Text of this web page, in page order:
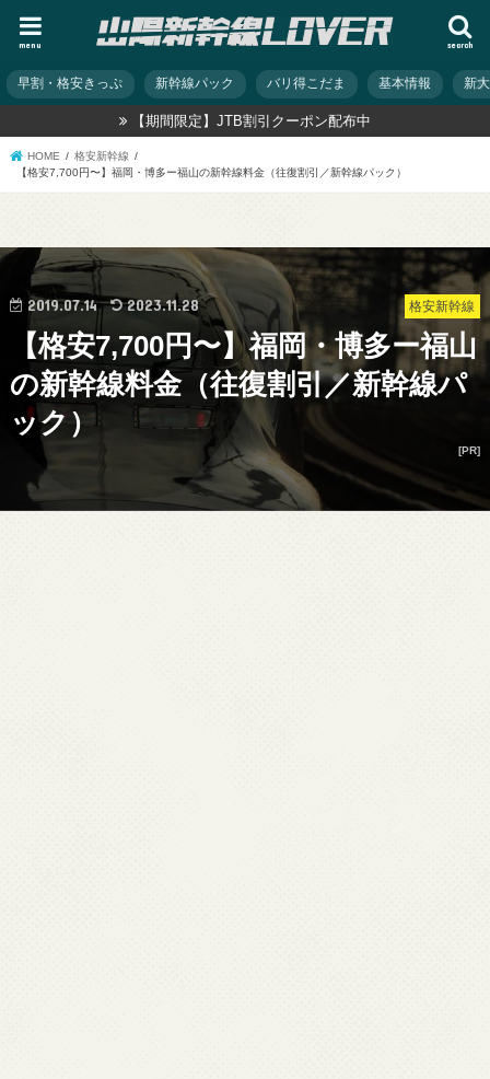
search
menu
早割・格安きっぷ 新幹線パック バリ得こだま 基本情報 新
【期間限定】JTB割引クーポン配布中
HOME
格安新幹線
【格安7,700円〜】福岡・博多ー福山の新幹線料金（往復割引／新幹線パック）
格安新幹線
2019.07.14 2023.11.28
【格安7,700円〜】福岡・博多ー福山
の新幹線料金（往復割引／新幹線パ
ック）